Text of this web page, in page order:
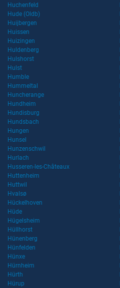
Huchenfeld
Hude (Oldb)
Huijbergen
Huissen
Huizingen
Huldenberg
Hulshorst
Hulst
Humble
Hummeltal
Huncherange
Hundheim
Hundisburg
Hundsbach
Hungen
Hunsel
Hunzenschwil
Hurlach
Husseren-les-Châteaux
Huttenheim
Huttwil
Hvalsø
Hückelhoven
Hüde
Hügelsheim
Hüllhorst
Hünenberg
Hünfelden
Hünxe
Hürnheim
Hürth
Hürup